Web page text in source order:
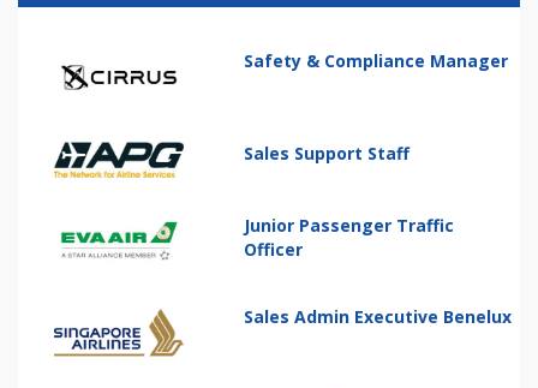
Safety & Compliance Manager
Sales Support Staff
Junior Passenger Traffic
Officer
Sales Admin Executive Benelux